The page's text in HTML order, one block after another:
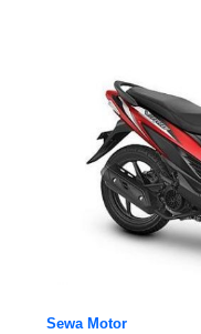
Sewa Motor